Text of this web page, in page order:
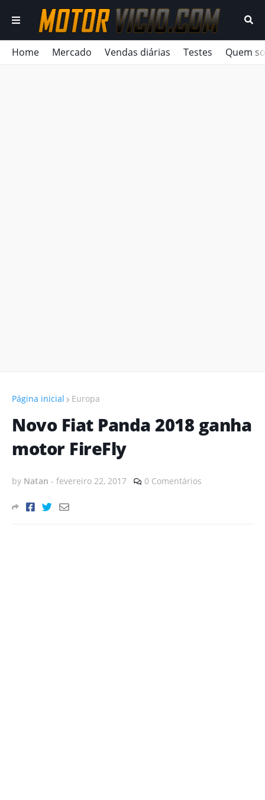
Home Mercado Vendas diárias Testes Quem
Página inicial Europa
Novo Fiat Panda 2018 ganha
motor FireFly
by Natan - fevereiro 22, 2017 0 Comentários